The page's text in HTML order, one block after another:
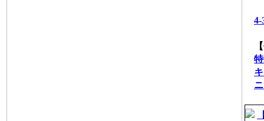
4-
【